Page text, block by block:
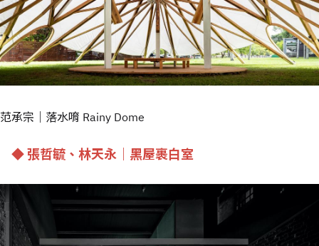
范承宗｜落水唷 Rainy Dome
◆ 張哲毓、林天永｜黑屋裹白室